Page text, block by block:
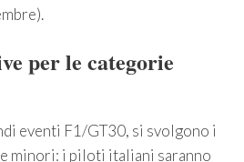
per le categorie
eventi F1/GT30, si svolgono i
minori: i piloti italiani saranno